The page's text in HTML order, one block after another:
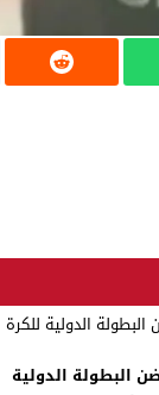
البطولة الدولية